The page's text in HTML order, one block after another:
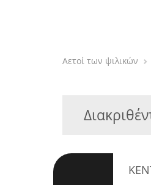
Αετοί των ψιλικών